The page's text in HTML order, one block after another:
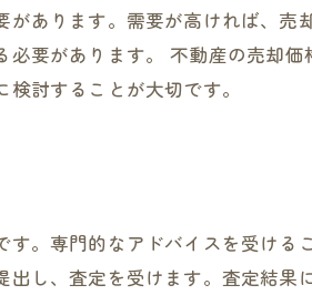
あります。需要が高ければ、
要があります。 不動産の売却価
討することが大切です。
。専門的なアドバイスを受ける
し、査定を受けます。査定結